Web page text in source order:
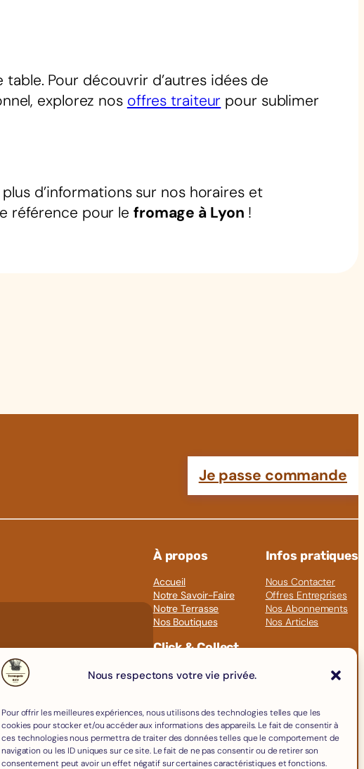
Nous respectons votre vie privée.
Pour offrir les meilleures expériences, nous utilisons des technologies telles que les
cookies pour stocker et/ou accéder aux informations des appareils. Le fait de consentir à
ces technologies nous permettra de traiter des données telles que le comportement de
navigation ou les ID uniques sur ce site. Le fait de ne pas consentir ou de retirer son
consentement peut avoir un effet négatif sur certaines caractéristiques et fonctions.
Pour découvrir d’autres idées de
explorez nos offres traiteur pour sublimer
d’informations sur nos horaires et
référence pour le fromage à Lyon !
Je passe commande
À propos
Accueil
Notre Savoir-Faire
Notre Terrasse
Nos Boutiques
Infos pratiques
Nous Contacter
Offres Entreprises
Nos Abonnements
Nos Articles
Click & Collect
Fromages
Épicerie Fine
Crèmerie
Œufs
Accessoires